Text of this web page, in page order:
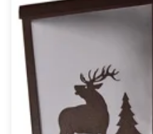
Spot & projecteur d'extérieur
Suspension d'extérieur
Tapis
Tapis contemporain
Tapis en peau
Enfants
Luminaire enfant
Autres